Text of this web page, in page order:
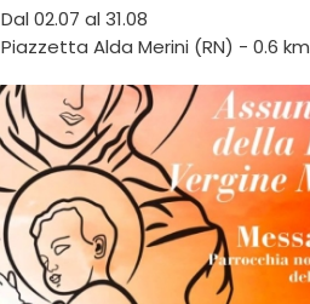
Dal 02.07 al 31.08
Piazzetta Alda Merini (RN) - 0.6 km